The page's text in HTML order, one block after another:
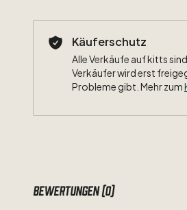
Käuferschutz
Alle Verkäufe auf kitts
Verkäufer wird erst
Probleme gibt. Mehr zum
Bewertungen (0)